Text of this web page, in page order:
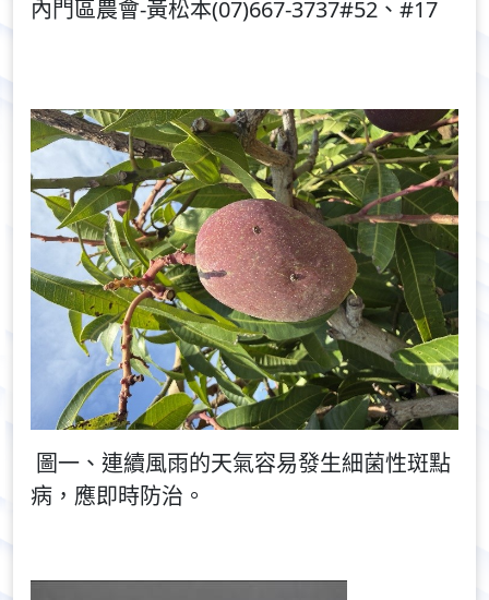
內門區農會-黃松本(07)667-3737#52、#17
圖一、連續風雨的天氣容易發生細菌性斑點
病，應即時防治。